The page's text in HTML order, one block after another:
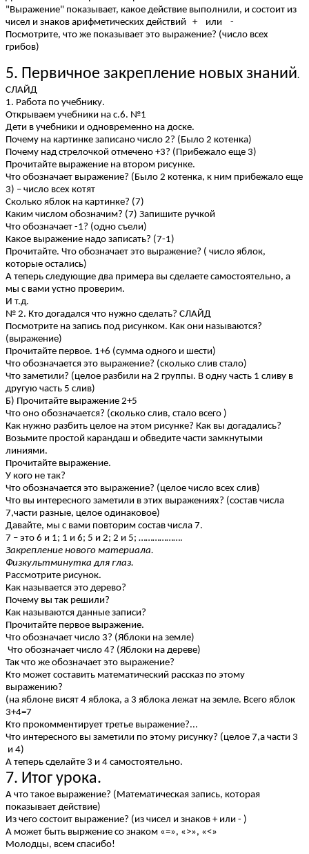
"Выражение" показывает, какое действие выполнили, и состоит из
чисел и знаков арифметических действий + или -
Посмотрите, что же показывает это выражение? (число всех
грибов)
5. Первичное закрепление новых знаний.
СЛАЙД
1. Работа по учебнику.
Открываем учебники на с.6. №1
Дети в учебники и одновременно на доске.
Почему на картинке записано число 2? (Было 2 котенка)
Почему над стрелочкой отмечено +3? (Прибежало еще 3)
Прочитайте выражение на втором рисунке.
Что обозначает выражение? (Было 2 котенка, к ним прибежало еще
3) – число всех котят
Сколько яблок на картинке? (7)
Каким числом обозначим? (7) Запишите ручкой
Что обозначает -1? (одно съели)
Какое выражение надо записать? (7-1)
Прочитайте. Что обозначает это выражение? ( число яблок,
которые остались)
А теперь следующие два примера вы сделаете самостоятельно, а
мы с вами устно проверим.
И т.д.
№ 2. Кто догадался что нужно сделать? СЛАЙД
Посмотрите на запись под рисунком. Как они называются?
(выражение)
Прочитайте первое. 1+6 (сумма одного и шести)
Что обозначается это выражение? (сколько слив стало)
Что заметили? (целое разбили на 2 группы. В одну часть 1 сливу в
другую часть 5 слив)
Б) Прочитайте выражение 2+5
Что оно обозначается? (сколько слив, стало всего )
Как нужно разбить целое на этом рисунке? Как вы догадались?
Возьмите простой карандаш и обведите части замкнутыми
линиями.
Прочитайте выражение.
У кого не так?
Что обозначается это выражение? (целое число всех слив)
Что вы интересного заметили в этих выражениях? (состав числа
7,части разные, целое одинаковое)
Давайте, мы с вами повторим состав числа 7.
7 – это 6 и 1; 1 и 6; 5 и 2; 2 и 5; ……………….
Закрепление нового материала.
Физкультминутка для глаз.
Рассмотрите рисунок.
Как называется это дерево?
Почему вы так решили?
Как называются данные записи?
Прочитайте первое выражение.
Что обозначает число 3? (Яблоки на земле)
Что обозначает число 4? (Яблоки на дереве)
Так что же обозначает это выражение?
Кто может составить математический рассказ по этому
выражению?
(на яблоне висят 4 яблока, а 3 яблока лежат на земле. Всего яблок
3+4=7
Кто прокомментирует третье выражение?...
Что интересного вы заметили по этому рисунку? (целое 7,а части 3
и 4)
А теперь сделайте 3 и 4 самостоятельно.
7. Итог урока.
А что такое выражение? (Математическая запись, которая
показывает действие)
Из чего состоит выражение? (из чисел и знаков + или - )
А может быть выржение со знаком «=», «>», «<»
Молодцы, всем спасибо!